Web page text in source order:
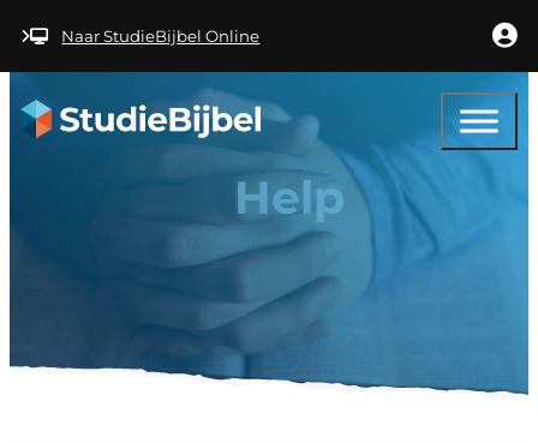
Naar StudieBijbel Online
Help